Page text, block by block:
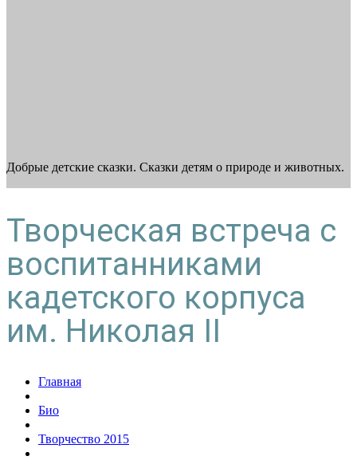
Добрые детские сказки. Сказки детям о природе и животных.
Творческая встреча с
воспитанниками
кадетского корпуса
им. Николая II
Главная
Био
Творчество 2015